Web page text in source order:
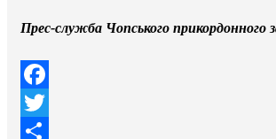
Прес-служба Чопського прикордонного
Facebook
Twitter